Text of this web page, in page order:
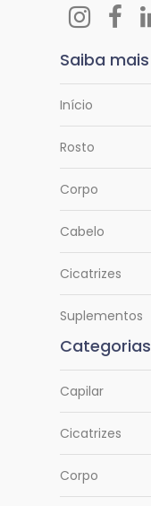
Saiba mais
Início
Rosto
Corpo
Cabelo
Cicatrizes
Suplementos
Categorias
Capilar
Cicatrizes
Corpo